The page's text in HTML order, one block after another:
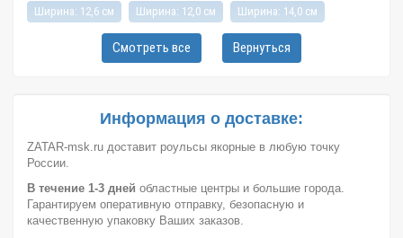
Ширина: 12,6 см
Ширина: 12,0 см
Ширина: 14,0 см
Ширина: 15,0 см
Вес: 0,2 кг Вес: 0,22 кг
Вес: 0,15 кг
Город: Ярославль
Город: Санкт-Петербург
Город: Москва
Город: Красноярск
Город: Омск
Город: Самара
Город: Ижевск
Город: Екатеринбург
Город: Нижний Новгород
Город: Волгоград
Город: Ростов-на-Дону
Город: Саратов
Город: Краснодар
Город: Иркутск
Город: Челябинск
Смотреть все Вернуться
Информация о доставке:
ZATAR-msk.ru доставит роульсы якорные в любую точку
России.
В течение 1-3 дней областные центры и большие города.
Гарантируем оперативную отправку, безопасную и
качественную упаковку Ваших заказов.